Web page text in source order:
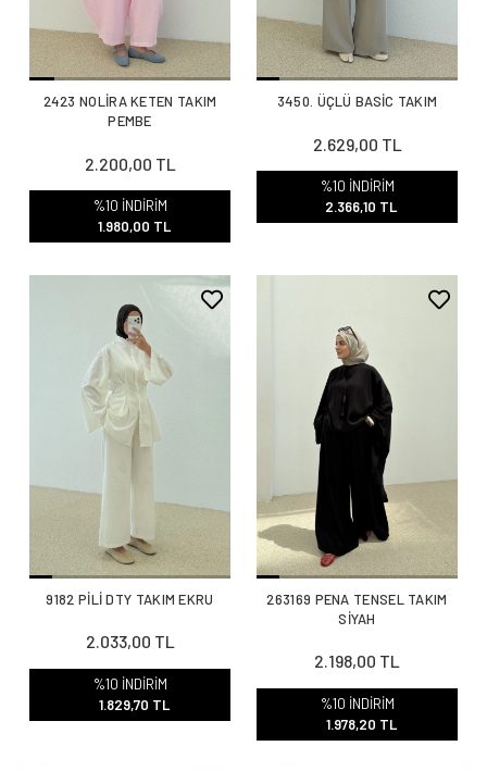
2423 NOLİRA KETEN TAKIM
PEMBE
2.200,00 TL
%10 İNDİRİM
1.980,00 TL
3450. ÜÇLÜ BASİC TAKIM
2.629,00 TL
%10 İNDİRİM
2.366,10 TL
9182 PİLİ DTY TAKIM EKRU
2.033,00 TL
%10 İNDİRİM
1.829,70 TL
263169 PENA TENSEL TAKIM
SİYAH
2.198,00 TL
%10 İNDİRİM
1.978,20 TL